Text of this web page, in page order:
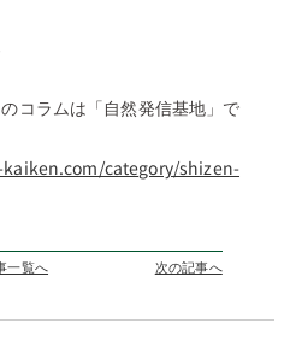
コラムは「自然発信基地」で
category/shizen-
一覧へ 次の記事へ